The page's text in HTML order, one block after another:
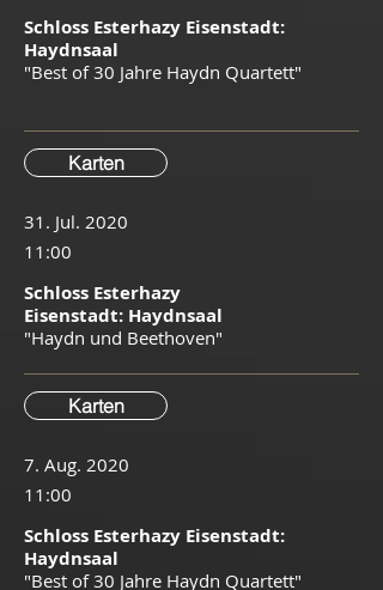
Schloss Esterhazy Eisenstadt:
Haydnsaal
"Best of 30 Jahre Haydn Quartett"
Karten
31. Jul. 2020
11:00
Schloss Esterhazy
Eisenstadt: Haydnsaal
"Haydn und Beethoven"
Karten
7. Aug. 2020
11:00
Schloss Esterhazy Eisenstadt:
Haydnsaal
"Best of 30 Jahre Haydn Quartett"